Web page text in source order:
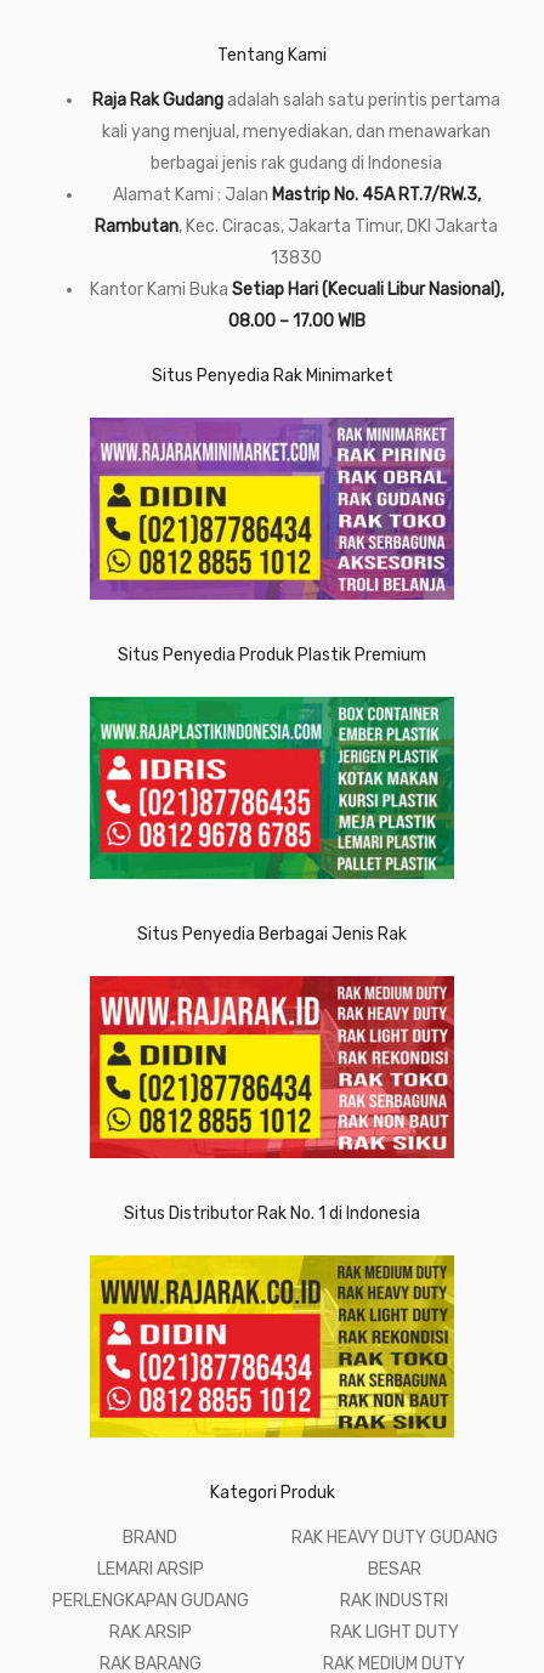
Tentang Kami
Raja Rak Gudangadalah salah satu perintis pertama
kali yang menjual, menyediakan, dan menawarkan
berbagai jenis rak gudang di Indonesia
Alamat Kami : Jalan Mastrip No. 45A RT.7/RW.3,
Rambutan, Kec. Ciracas, Jakarta Timur, DKI Jakarta
13830
Kantor Kami Buka Setiap Hari (Kecuali Libur Nasional),
08.00 – 17.00 WIB
Situs Penyedia Rak Minimarket
Situs Penyedia Produk Plastik Premium
Situs Penyedia Berbagai Jenis Rak
Situs Distributor Rak No. 1 di Indonesia
Kategori Produk
BRAND
LEMARI ARSIP
PERLENGKAPAN GUDANG
RAK ARSIP
RAK BARANG
RAK HEAVY DUTY GUDANG
BESAR
RAK INDUSTRI
RAK LIGHT DUTY
RAK MEDIUM DUTY